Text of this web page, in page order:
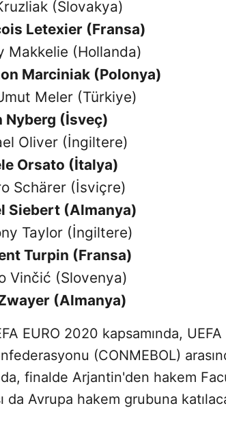
(Slovakya)
Letexier (Fransa)
Makkelie (Hollanda)
Marciniak (Polonya)
Meler (Türkiye)
Nyberg (İsveç)
Oliver (İngiltere)
Orsato (İtalya)
Schärer (İsviçre)
Siebert (Almanya)
Taylor (İngiltere)
Turpin (Fransa)
Vinčić (Slovenya)
(Almanya)
EURO 2020 kapsamında,
(CONMEBOL)
finalde Arjantin'den hakem
da Avrupa hakem grubuna